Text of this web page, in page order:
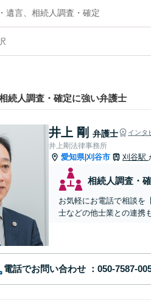
遺言、相続人調査・確定
続人調査・確定に強い弁護士
井上 剛 弁護士 インタ
井上剛法律事務所
愛知県|刈谷市 刈谷駅
相続人調査・
お気軽にお電話で相談を
士などの他士業との連携
電話でお問い合わせ